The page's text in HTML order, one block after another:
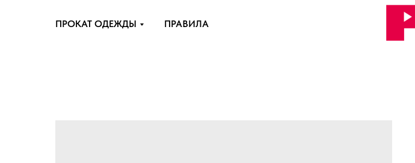
ПРОКАТ ОДЕЖДЫ ПРАВИЛА